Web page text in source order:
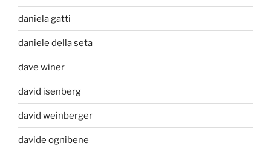
daniela gatti
daniele della seta
dave winer
david isenberg
david weinberger
davide ognibene